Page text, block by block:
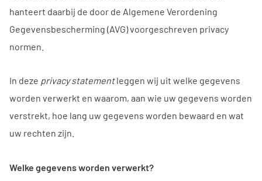
hanteert daarbij de door de Algemene Verordening
Gegevensbescherming (AVG) voorgeschreven privacy
normen.
In deze privacy statementleggen wij uit welke gegevens
worden verwerkt en waarom, aan wie uw gegevens worden
verstrekt, hoe lang uw gegevens worden bewaard en wat
uw rechten zijn.
Welke gegevens worden verwerkt?